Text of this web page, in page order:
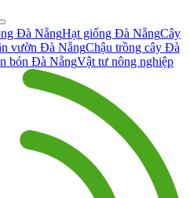
Đà NẵngHạt giống Đà NẵngCây
vườn Đà NẵngChậu trồng cây Đà
bón Đà NẵngVật tư nông nghiệp